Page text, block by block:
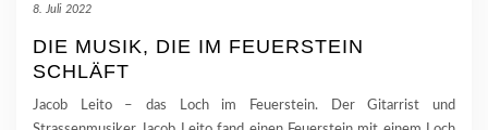
8. Juli 2022
DIE MUSIK, DIE IM FEUERSTEIN
SCHLÄFT
Jacob Leito – das Loch im Feuerstein. Der Gitarrist und